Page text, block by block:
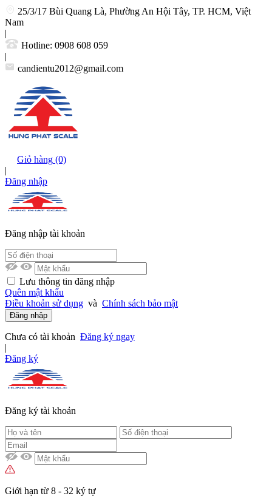
25/3/17 Bùi Quang Là, Phường An Hội Tây, TP. HCM, Việt
Nam
|
Hotline: 0908 608 059
|
candientu2012@gmail.com
Giỏ hàng (0)
|
Đăng nhập
Đăng nhập tài khoản
Lưu thông tin đăng nhập
Quên mật khẩu
Điều khoản sử dụng và Chính sách bảo mật
Đăng nhập
Chưa có tài khoản Đăng ký ngay
|
Đăng ký
Đăng ký tài khoản
Giới hạn từ 8 - 32 ký tự